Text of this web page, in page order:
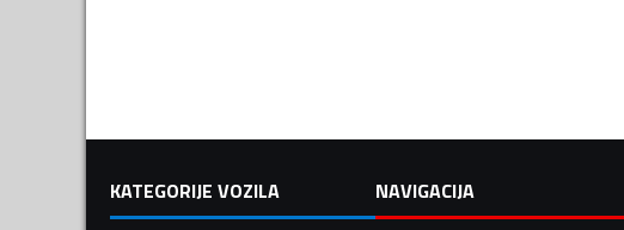
KATEGORIJE VOZILA
NAVIGACIJA